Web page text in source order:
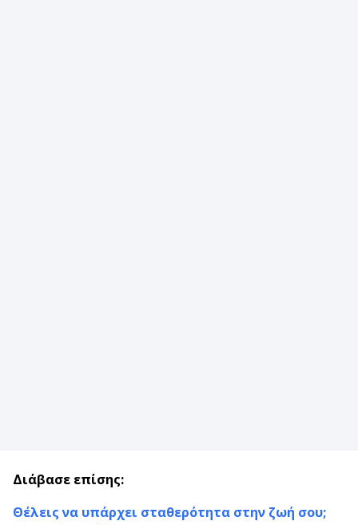
Διάβασε επίσης:
Θέλεις να υπάρχει σταθερότητα στην ζωή σου;